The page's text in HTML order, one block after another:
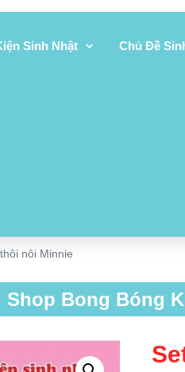
Sinh Nhật Chủ Đề
nôi Minnie
Shop Bong Bóng